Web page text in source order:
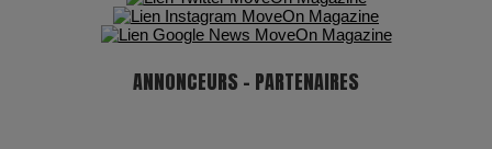
ANNONCEURS - PARTENAIRES